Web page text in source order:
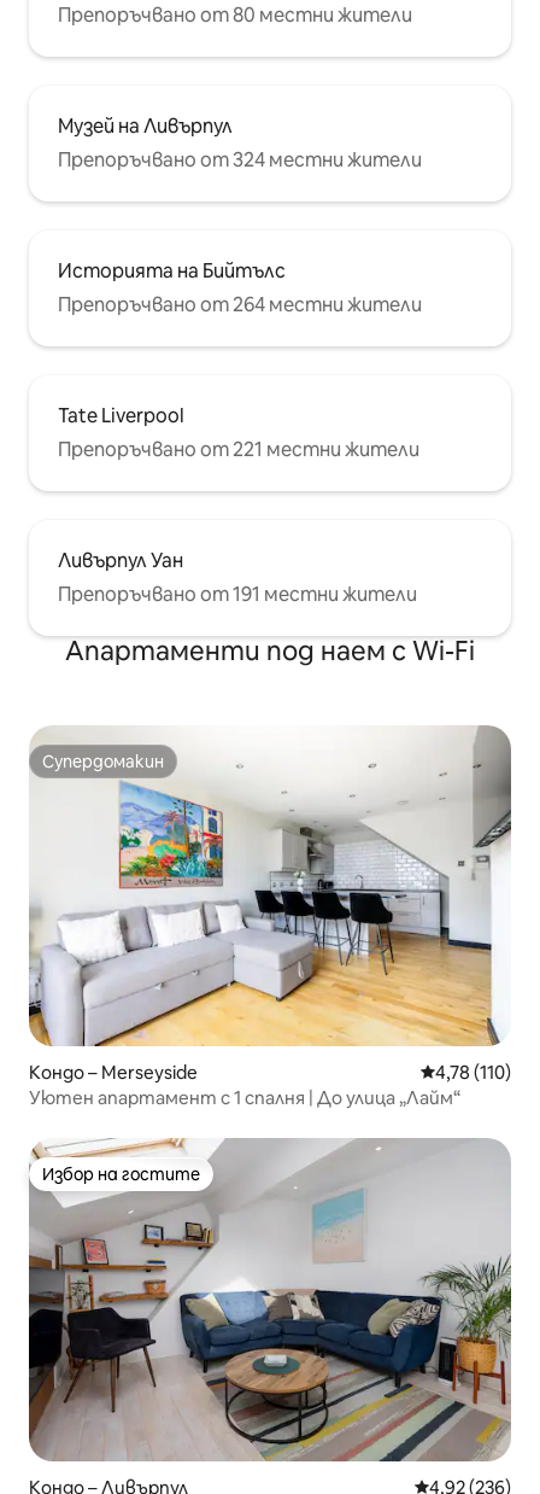
Препоръчвано от 80 местни жители
Музей на Ливърпул
Препоръчвано от 324 местни жители
Историята на Бийтълс
Препоръчвано от 264 местни жители
Tate Liverpool
Препоръчвано от 221 местни жители
Ливърпул Уан
Препоръчвано от 191 местни жители
Апартаменти под наем с Wi-Fi
Супердомакин
Супердомакин
Кондо – Merseyside Средна
4,78 (110)
Уютен апартамент с 1 спалня | До улица „Лайм“
Избор на гостите
Избор на гостите
Кондо – Ливърпул Средна
4,92 (236)